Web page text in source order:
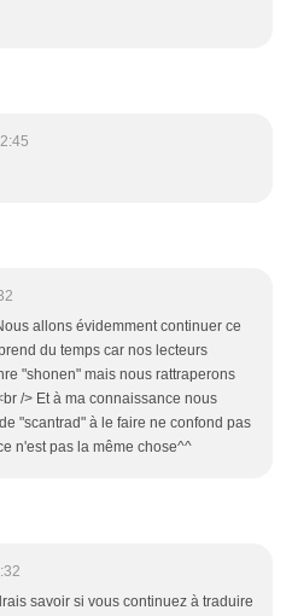
allons évidemment continuer ce
du temps car nos lecteurs
"shonen" mais nous rattraperons
/> Et à ma connaissance nous
"scantrad" à le faire ne confond pas
n'est pas la même chose^^
savoir si vous continuez à traduire